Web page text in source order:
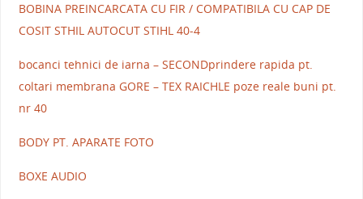
BOBINA PREINCARCATA CU FIR / COMPATIBILA CU CAP DE
COSIT STHIL AUTOCUT STIHL 40-4
bocanci tehnici de iarna – SECONDprindere rapida pt.
coltari membrana GORE – TEX RAICHLE poze reale buni pt.
nr 40
BODY PT. APARATE FOTO
BOXE AUDIO